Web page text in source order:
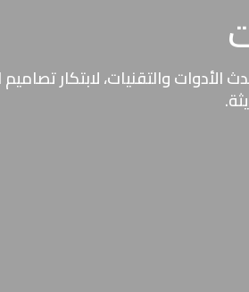
والتقنيات، لابتكار